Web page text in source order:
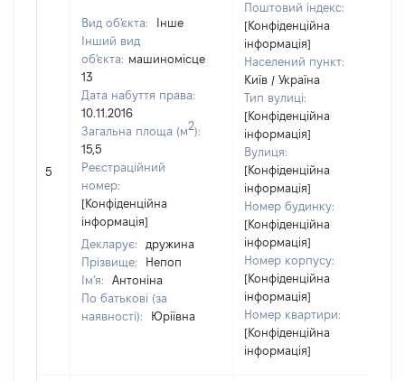
5
Вид об'єкта:
Інше
Інший вид
об'єкта: машиномісце
13
Дата набуття права:
10.11.2016
Загальна площа (м2):
15,5
Реєстраційний
номер:
[Конфіденційна
інформація]
Декларує:
дружина
Прізвище:
Непоп
Ім'я:
Антоніна
По батькові (за
наявності):
Юріївна
Поштовий індекс:
[Конфіденційна
інформація]
Населений пункт:
Київ / Україна
Тип вулиці:
[Конфіденційна
інформація]
Вулиця:
[Конфіденційна
інформація]
Номер будинку:
[Конфіденційна
інформація]
Номер корпусу:
[Конфіденційна
інформація]
Номер квартири:
[Конфіденційна
інформація]